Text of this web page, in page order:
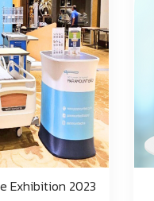
Exhibition 2023